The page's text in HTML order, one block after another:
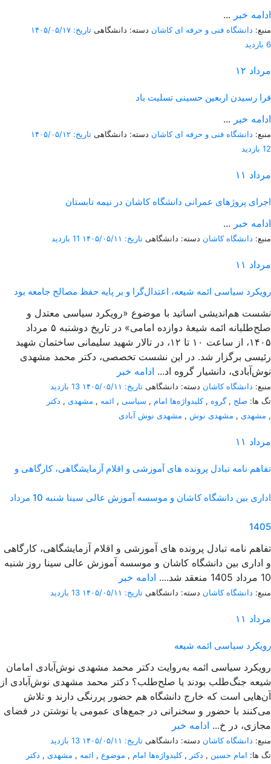
... ادامه خبر
منبع: دانشگاه فنی و حرفه ای کاشان دسته: دانشگاهی تاریخ: ۱۴۰۵/۰۵/۱۷
6 بازدید
۱۲ مرداد
فرا رسیدن اربعین حسینی تسلیت باد
... ادامه خبر
منبع: دانشگاه فنی و حرفه ای کاشان دسته: دانشگاهی تاریخ: ۱۴۰۵/۰۵/۱۲
12 بازدید
۱۱ مرداد
اجرای پروژهای عمرانی دانشگاه کاشان در نیمه تابستان
... ادامه خبر
منبع: دانشگاه کاشان دسته: دانشگاهی تاریخ: ۱۴۰۵/۰۵/۱۱ 11 بازدید
۱۱ مرداد
رویکرد سیاسی ائمه شیعه، اعتدال‌گرا و بر پایه حفظ مصالح جامعه بود
نشست هم‌اندیشی اساتید با موضوع «رویکرد سیاسی معتدل و
صلح‌طلبانه ائمه شیعۀ دوازده امامی» در تاریخ دوشنبه ۵ مرداد
۱۴۰۵، از ساعت ۱۰ تا ۱۲، در تالار شهید سلیمانی ساختمان شهید
رئیسی برگزار شد. در این نشست تخصصی، دکتر محمد مشهدی
نوش‌آبادی، دانشیار گروه اد... ادامه خبر
منبع: دانشگاه کاشان دسته: دانشگاهی تاریخ: ۱۴۰۵/۰۵/۱۱
13 بازدید
تگ ها: صلح ,گروه ,کلیدواژه‌ها امام , سیاسی , ائمه , مشهدی , دکتر
مشهدی , مشهدی نوش , مشهدی نوش آبادی ,
۱۱ مرداد
تفاهم نامه تبادل پرونده‌ های آموزشی و اقلام آزمایشگاهی، کارگاهی و
اداری بین دانشگاه کاشان و موسسه آموزش عالی سینا شنبه 10 مرداد
1405
تفاهم نامه تبادل پرونده‌ های آموزشی و اقلام آزمایشگاهی، کارگاهی
و اداری بین دانشگاه کاشان و موسسه آموزش عالی سینا روز شنبه
10 مرداد 1405 منعقد شد....
ادامه خبر
منبع: دانشگاه کاشان دسته: دانشگاهی تاریخ: ۱۴۰۵/۰۵/۱۱ 13 بازدید
۱۱ مرداد
رویکرد سیاسی ائمه شیعه
شیعه جنگ‌طلب بودند یا صلح‌طلب؟ دکتر محمد مشهدی نوش‌آبادی از
آن‌هایی است که خارج دانشگاه هم حضور پررنگی دارند و تلاش
می‌کنند با حضور و سخنرانی در جمع‌های عمومی یا نوشتن در فضای
مجازی، در خ... ادامه خبر
منبع: دانشگاه کاشان دسته: دانشگاهی تاریخ: ۱۴۰۵/۰۵/۱۱
13 بازدید
تگ ها: امام حسین , دکتر ,کلیدواژه‌ها امام , موضوع , ائمه , مشهدی , دکتر